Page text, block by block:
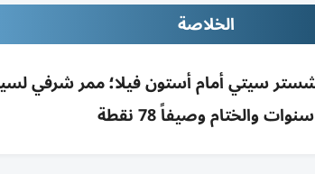
الخلاصة
سنوات والختام وصيفاً 78 نقطة